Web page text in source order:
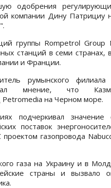
одобрения
компании Дину Патрициу
группы Rompetrol
станций в семи
и Франции.
румынского филиала
мнение, что
на Черном море.
подчеркивал значение
поставок
газопровода
газа на Украину и в
страны и вызвало